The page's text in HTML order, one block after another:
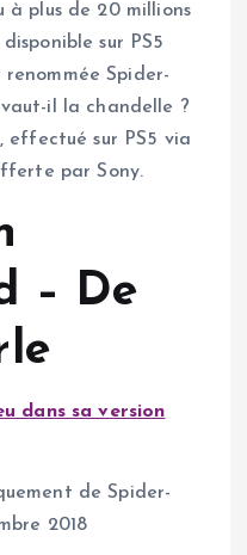
à plus de 20 millions
sur PS5
Spider-
il la chandelle ?
sur PS5 via
par Sony.
– De
dans sa version
de Spider-
2018